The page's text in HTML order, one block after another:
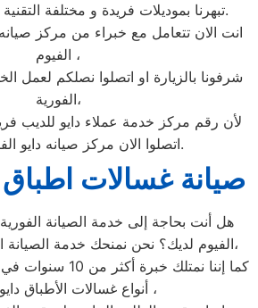
تبهرنا بموديلات فريدة و مختلفة التقنية عن مثيلاتها انها دايو.
انت الان تتعامل مع خبراء من مركز
الفيوم ،
شرفونا بالزيارة او اتصلوا نصلكم لعمل
الفورية،
لأن رقم مركز خدمة عملاء دايو للديب
اتصلوا الان مركز صيانه دايو الفيوم مباشرة.
صيانة غسالات اطباق
هل أنت بحاجة إلى خدمة الصيانة الفورية
الفيوم لديك؟ نحن نمنحك خدمة الصيانة الفورية التي ترغب بها،
كما إننا نمتلك
أنواع غسالات الأطباق دايو الفيوم ،